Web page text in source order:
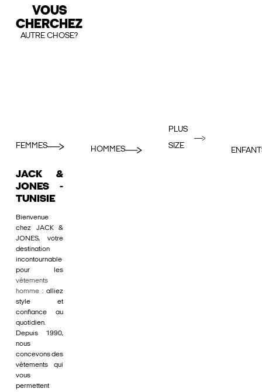
VOUS
CHERCHEZ
AUTRE CHOSE?
FEMMES HOMMES
PLUS
SIZE
JACK &
JONES -
TUNISIE
Bienvenue
chez JACK &
JONES, votre
destination
incontournable
pour les
vêtements
homme : alliez
style et
confiance au
quotidien.
Depuis 1990,
nous
concevons des
vêtements qui
vous
permettent